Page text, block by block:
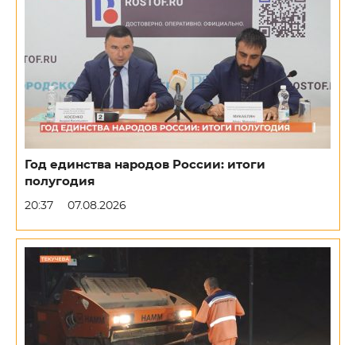
Год единства народов России: итоги
полугодия
20:37 07.08.2026